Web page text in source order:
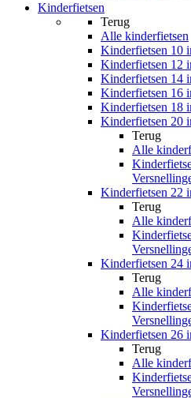
Kinderfietsen
Terug
Alle kinderfietsen
Kinderfietsen 10
Kinderfietsen 12
Kinderfietsen 14
Kinderfietsen 16
Kinderfietsen 18
Kinderfietsen 20
Terug
Alle
Kinderfietsen 22
Terug
Alle
Kinderfietsen 24
Terug
Alle
Kinderfietsen 26
Terug
Alle